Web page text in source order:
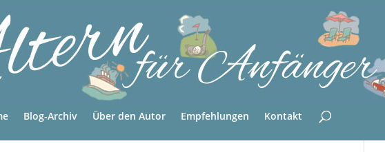
Blog-Archiv Über den Autor Empfehlungen Kontakt